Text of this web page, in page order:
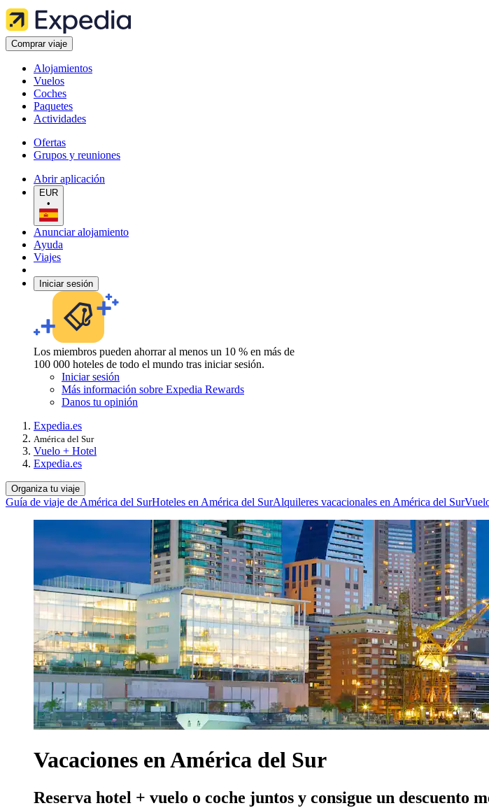
Comprar viaje
Alojamientos
Vuelos
Coches
Paquetes
Actividades
Ofertas
Grupos y reuniones
Abrir aplicación
EUR
•
Anunciar alojamiento
Ayuda
Viajes
Iniciar sesión
Los miembros pueden ahorrar al menos un 10 % en más de
100 000 hoteles de todo el mundo tras iniciar sesión.
Iniciar sesión
Más información sobre Expedia Rewards
Danos tu opinión
Expedia.es
América del Sur
Vuelo + Hotel
Expedia.es
Organiza tu viaje
Guía de viaje de América del SurHoteles en América del SurAlquileres vacacionales en América del Sur
Vacaciones en América del Sur
Reserva hotel + vuelo o coche juntos y consigue un descuento